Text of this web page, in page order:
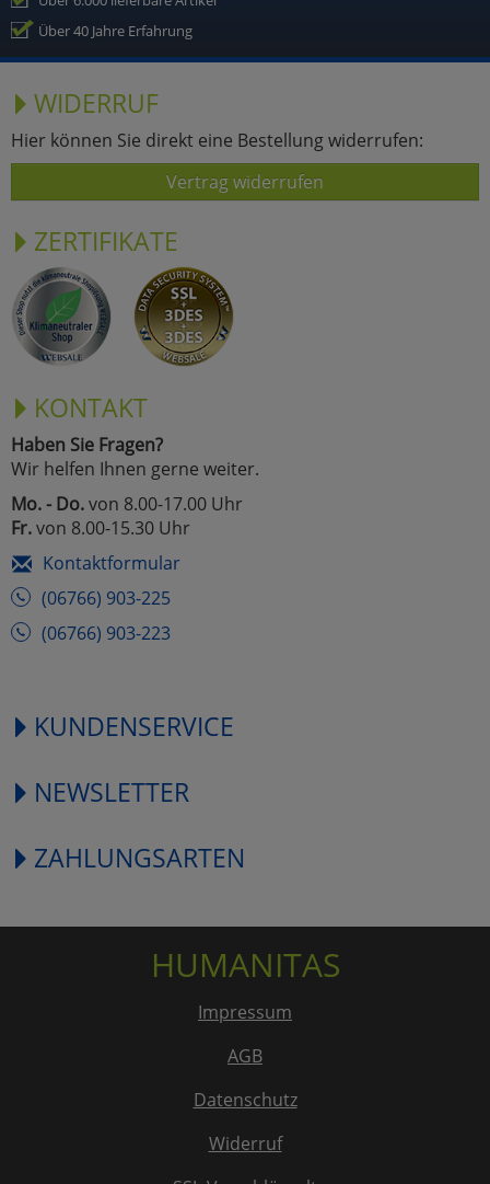
Über 40 Jahre Erfahrung
WIDERRUF
Hier können Sie direkt eine Bestellung widerrufen:
Vertrag widerrufen
ZERTIFIKATE
KONTAKT
Haben Sie Fragen?
Wir helfen Ihnen gerne weiter.
Mo. - Do.von 8.00-17.00 Uhr
Fr.von 8.00-15.30 Uhr
Kontaktformular
(06766) 903-225
(06766) 903-223
KUNDENSERVICE
NEWSLETTER
ZAHLUNGSARTEN
HUMANITAS
Impressum
AGB
Datenschutz
Widerruf